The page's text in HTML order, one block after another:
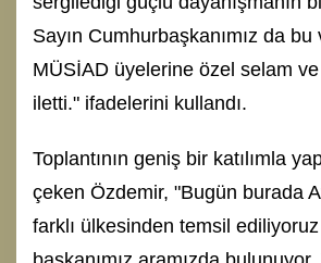
Sayın Cumhurbaşkanımız da
MÜSİAD üyelerine özel selam
iletti." ifadelerini kullandı.
Toplantının geniş bir katılımla
çeken Özdemir, "Bugün burada
farklı ülkesinden temsil